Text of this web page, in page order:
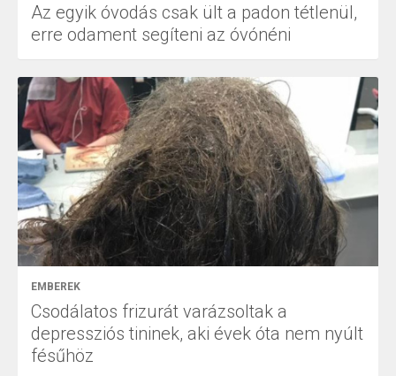
Az egyik óvodás csak ült a padon tétlenül,
erre odament segíteni az óvónéni
EMBEREK
Csodálatos frizurát varázsoltak a
depressziós tininek, aki évek óta nem nyúlt
fésűhöz